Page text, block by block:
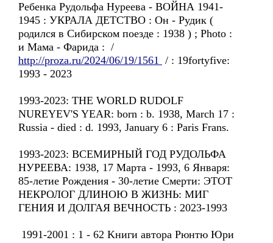
Ребенка Рудольфa Нуреевa - ВОЙНА 1941-
1945 : УКРАЛА ДЕТСТВО : Он - Рудик (
родился в Сибирском поезде : 1938 ) ; Photo :
и Мама - Фарида : /
http://proza.ru/2024/06/19/1561 / : 19fortyfive:
1993 - 2023
1993-2023: THE WORLD RUDOLF
NUREYEV'S YEAR: born : b. 1938, March 17 :
Russia - died : d. 1993, January 6 : Paris Frans.
1993-2023: ВСЕМИРНЫЙ ГОД РУДОЛЬФА
НУРЕЕВА: 1938, 17 Марта - 1993, 6 Января:
85-летие Рождения - 30-летие Смерти: ЭТОТ
НЕКРОЛОГ ДЛИНОЮ В ЖИЗНЬ: МИГ
ГЕНИЯ И ДОЛГАЯ ВЕЧНОСТЬ : 2023-1993
1991-2001 : 1 - 62 Kниги автора Рюнтю Юри